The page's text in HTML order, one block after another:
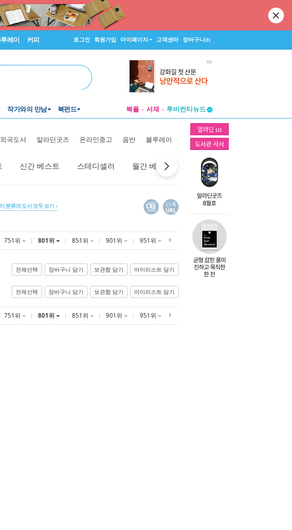
레이 커피 로그인 회원가입 마이페이지 고객센터 장바구니(0)
작가와의 만남 북펀드 북플 서재
투비컨티뉴드
창작플랫폼
투비컨티뉴드
알라딘 us
도서관 사서
외국도서 알라딘굿즈 온라인중고 음반 블루레이
신간 베스트 스테디셀러 월간 베스트 역대 베스트
이 분류의 도서 모두 보기
단축
URL
751위 801위 851위 901위 951위
전체선택 장바구니 담기 보관함 담기 마이리스트 담기
전체선택 장바구니 담기 보관함 담기 마이리스트 담기
751위 801위 851위 901위 951위